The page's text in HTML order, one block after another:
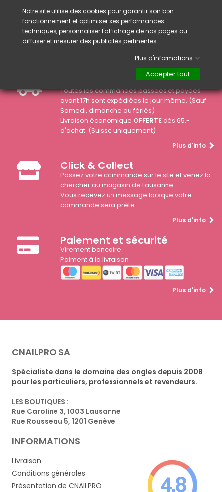
Livraison Rapide
Toutes les commandes passées et payées
avant 17h sont expédiées le jour même. (Sauf
Samedi, dimanche ou fériés)
Livraison économique OFFERTEdès 65.-
d'achat. (Suisse uniquement)
Plus d'info
Click & Collect
Passez votre commande sur le site et venez la
chercher au magasin de Lausanne.
Vous recevez un message lorsque votre
commande sera prête.
Plus d'info
Paiement et sécurité
Virement bancaire.
Paiment à la livraison
Plus d'info
CNAILPRO SA
Spécialiste dans le domaine des ongles depuis 2008
pour les particuliers, professionnels et revendeurs.
LES BOUTIQUES :
Rue Caroline 3, 1003 Lausanne
Rue Rousseau 5, 1201 Genève
INFORMATIONS
Livraison
Conditions générales
Présentation de CNAILPRO
4.8
Notre site utilise des cookies pour garantir son bon
fonctionnement et optimiser ses performances
techniques, personnaliser l'affichage de nos pages ou
diffuser et mesurer des publicités pertinentes.
Plus d'informations
Accepter tout